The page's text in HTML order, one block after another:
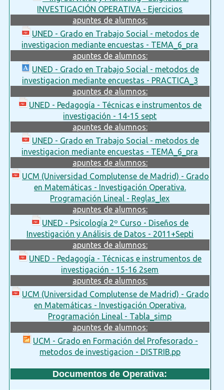
INVESTIGACIÓN OPERATIVA - Ejercicios
apuntes de alumnos:
UNED - Grado en Trabajo Social - metodos de
investigacion mediante encuestas - TEMA_6_pra
apuntes de alumnos:
UNED - Grado en Trabajo Social - metodos de
investigacion mediante encuestas - PRACTICA_3
apuntes de alumnos:
UNED - Pedagogía - Técnicas e instrumentos de
investigación - 14-15 sept
apuntes de alumnos:
UNED - Grado en Trabajo Social - metodos de
investigacion mediante encuestas - TEMA_6_pra
apuntes de alumnos:
UCM (Universidad Complutense de Madrid) - Grado
en Matemáticas - Investigación Operativa.
Programación Lineal - Reglas_lex
apuntes de alumnos:
UNED - Psicología 2º Curso - Diseños de
Investigación y Análisis de Datos - 2011+Septi
apuntes de alumnos:
UNED - Pedagogía - Técnicas e instrumentos de
investigación - 15-16 2sem
apuntes de alumnos:
UCM (Universidad Complutense de Madrid) - Grado
en Matemáticas - Investigación Operativa.
Programación Lineal - Tabla_simp
apuntes de alumnos:
UCM - Grado en Formación del Profesorado -
metodos de investigacion - DISTRIB.pp
Documentos de Operativa: